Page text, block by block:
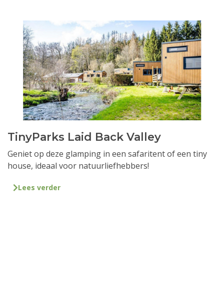
TinyParks Laid Back Valley
Geniet op deze glamping in een safaritent of een tiny
house, ideaal voor natuurliefhebbers!
Lees verder